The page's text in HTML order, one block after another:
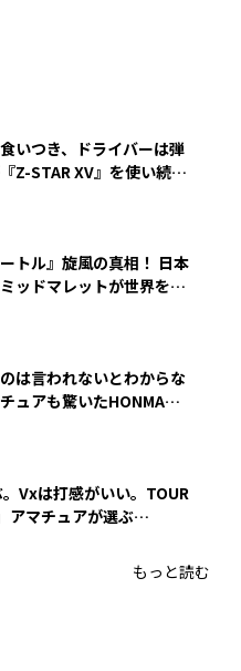
いつき、ドライバーは弾
Z-STAR XV』を使い続け
トル』旋風の真相！ 日本
ッドマレットが世界を席
のは言われないとわからな
ュアも驚いたHONMA
。Vxは打感がいい。TOUR
アマチュアが選ぶ
もっと読む